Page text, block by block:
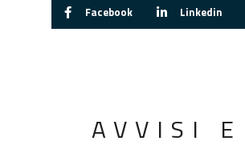
Facebook Linkedin
AVVISI